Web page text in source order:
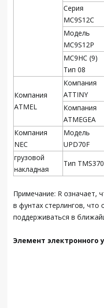
Серия
MC9S12C
Модель
MC9S12P
MC9HC (9)
Тип 08
Компания
ATMEL
Компания
ATTINY
Компания
ATMEGEA
Компания
NEC
Модель
UPD70F
грузовой
накладная
Тип TMS370
Примечание: R означает,
в фунтах стерлингов, что
поддерживаться в
Элемент электронного